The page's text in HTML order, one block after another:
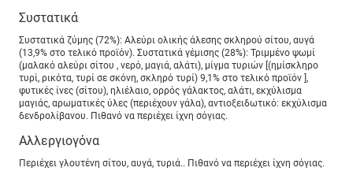
Συστατικά
Συστατικά ζύμης (72%): Αλεύρι ολικής άλεσης σκληρού σίτου, αυγά
(13,9% στο τελικό προϊόν). Συστατικά γέμισης (28%): Τριμμένο ψωμί
(μαλακό αλεύρι σίτου , νερό, μαγιά, αλάτι), μίγμα τυριών [(ημίσκληρο
τυρί, ρικότα, τυρί σε σκόνη, σκληρό τυρί) 9,1% στο τελικό προϊόν ],
φυτικές ίνες (σίτου), ηλιέλαιο, ορρός γάλακτος, αλάτι, εκχύλισμα
μαγιάς, αρωματικές ύλες (περιέχουν γάλα), αντιοξειδωτικό: εκχύλισμα
δενδρολίβανου. Πιθανό να περιέχει ίχνη σόγιας.
Αλλεργιογόνα
Περιέχει γλουτένη σίτου, αυγά, τυριά.. Πιθανό να περιέχει ίχνη σόγιας.